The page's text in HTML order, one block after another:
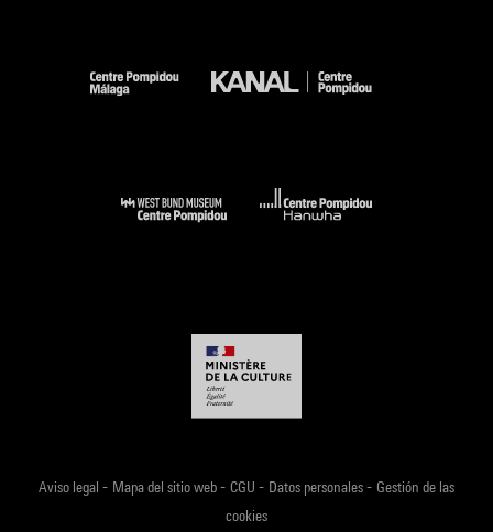
Aviso legal - Mapa del sitio web- CGU - Datos personales- Gestión de las
cookies